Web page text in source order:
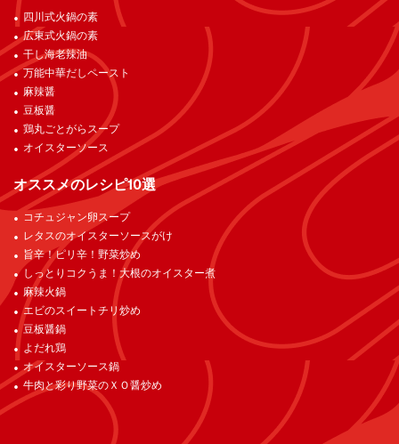
四川式火鍋の素
広東式火鍋の素
干し海老辣油
万能中華だしペースト
麻辣醤
豆板醤
鶏丸ごとがらスープ
オイスターソース
オススメのレシピ10選
コチュジャン卵スープ
レタスのオイスターソースがけ
旨辛！ピリ辛！野菜炒め
しっとりコクうま！大根のオイスター煮
麻辣火鍋
エビのスイートチリ炒め
豆板醤鍋
よだれ鶏
オイスターソース鍋
牛肉と彩り野菜のＸＯ醤炒め